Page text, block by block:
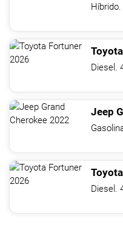
Híbrido.
Toyota
Diesel.
Jeep
Toyota
Diesel.